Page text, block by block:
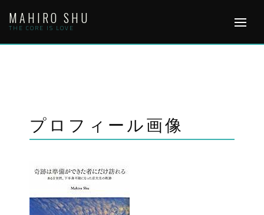
content
MAHIRO SHU
THE CORE IS LOVE
プロフィール画像